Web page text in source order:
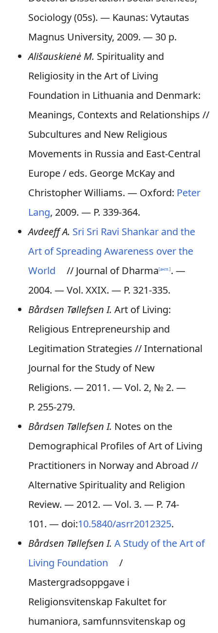
Sociology (05s). — Kaunas: Vytautas
Magnus University, 2009. — 30 p.
Ališauskienė M. Spirituality and
Religiosity in the Art of Living
Foundation in Lithuania and Denmark:
Meanings, Contexts and Relationships //
Subcultures and New Religious
Movements in Russia and East-Central
Europe / eds. George McKay and
Christopher Williams. — Oxford: Peter
Lang, 2009. — P. 339-364.
Avdeeff A. Sri Sri Ravi Shankar and the
Art of Spreading Awareness over the
World
// Journal of Dharma[англ.]. —
2004. — Vol. XXIX. — P. 321-335.
Bårdsen Tøllefsen I. Art of Living:
Religious Entrepreneurship and
Legitimation Strategies // International
Journal for the Study of New
Religions. — 2011. — Vol. 2, № 2. —
P. 255-279.
Bårdsen Tøllefsen I. Notes on the
Demographical Profiles of Art of Living
Practitioners in Norway and Abroad //
Alternative Spirituality and Religion
Review. — 2012. — Vol. 3. — P. 74-
101. — doi:10.5840/asrr2012325.
Bårdsen Tøllefsen I. A Study of the Art of
Living Foundation
/
Mastergradsoppgave i
Religionsvitenskap Fakultet for
humaniora, samfunnsvitenskap og